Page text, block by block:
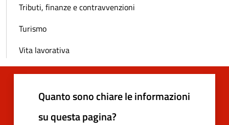
Tributi, finanze e contravvenzioni
Turismo
Vita lavorativa
Quanto sono chiare le informazioni
su questa pagina?